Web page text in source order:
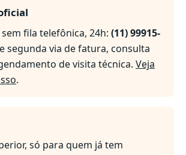
fila telefônica, 24h: (11) 99915-
segunda via de fatura, consulta
de visita técnica. Veja
.
só para quem já tem